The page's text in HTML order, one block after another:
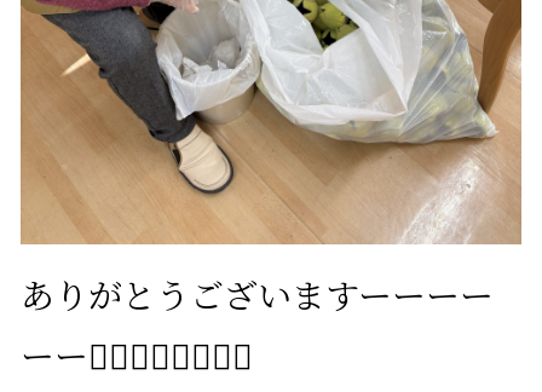
ありがとうございますーーーー
ーー❤️‍🔥❤️‍🔥❤️‍🔥❤️‍🔥